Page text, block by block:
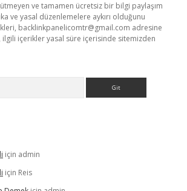
ve tamamen ücretsiz bir bilgi paylaşım
ve yasal düzenlemelere aykırı olduğunu
backlinkpanelicomtr@gmail.com adresine
içerikler yasal süre içerisinde sitemizden
için admin
için Reis